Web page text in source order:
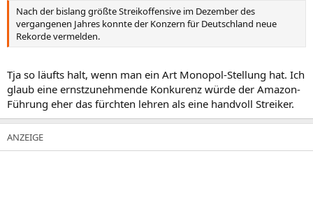
Nach der bislang größte Streikoffensive im Dezember des
vergangenen Jahres konnte der Konzern für Deutschland neue
Rekorde vermelden.
Tja so läufts halt, wenn man ein Art Monopol-Stellung hat. Ich
glaub eine ernstzunehmende Konkurenz würde der Amazon-
Führung eher das fürchten lehren als eine handvoll Streiker.